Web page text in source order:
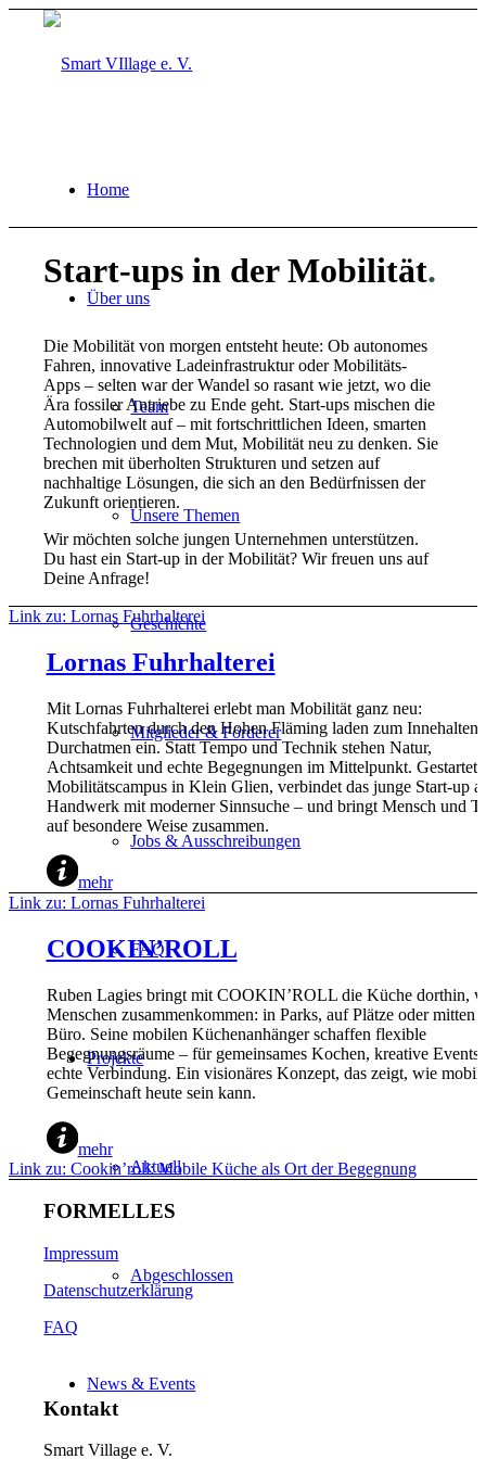
Home
Über uns
Team
Unsere Themen
Geschichte
Mitglieder & Förderer
Jobs & Ausschreibungen
FAQ
Projekte
Aktuell
Abgeschlossen
News & Events
Start-ups in der Mobilität.
Die Mobilität von morgen entsteht heute: Ob autonomes
Fahren, innovative Ladeinfrastruktur oder Mobilitäts-
Apps – selten war der Wandel so rasant wie jetzt, wo die
Ära fossiler Antriebe zu Ende geht. Start-ups mischen die
Automobilwelt auf – mit fortschrittlichen Ideen, smarten
Technologien und dem Mut, Mobilität neu zu denken. Sie
brechen mit überholten Strukturen und setzen auf
nachhaltige Lösungen, die sich an den Bedürfnissen der
Zukunft orientieren.
Wir möchten solche jungen Unternehmen unterstützen.
Du hast ein Start-up in der Mobilität? Wir freuen uns auf
Deine Anfrage!
Link zu: Lornas Fuhrhalterei
Lornas Fuhrhalterei
Mit Lornas Fuhrhalterei erlebt man Mobilität ganz neu:
Kutschfahrten durch den Hohen Fläming laden zum Innehalten
Durchatmen ein. Statt Tempo und Technik stehen Natur,
Achtsamkeit und echte Begegnungen im Mittelpunkt. Gestartet
Mobilitätscampus in Klein Glien, verbindet das junge Start-up
Handwerk mit moderner Sinnsuche – und bringt Mensch und
auf besondere Weise zusammen.
mehr
Link zu: Lornas Fuhrhalterei
COOKIN’ROLL
Ruben Lagies bringt mit COOKIN’ROLL die Küche dorthin,
Menschen zusammenkommen: in Parks, auf Plätze oder mitten
Büro. Seine mobilen Küchenanhänger schaffen flexible
Begegnungsräume – für gemeinsames Kochen, kreative Events
echte Verbindung. Ein visionäres Konzept, das zeigt, wie mobil
Gemeinschaft heute sein kann.
mehr
Link zu: Cookin’roll: Mobile Küche als Ort der Begegnung
FORMELLES
Impressum
Datenschutzerklärung
FAQ
Kontakt
Smart Village e. V.